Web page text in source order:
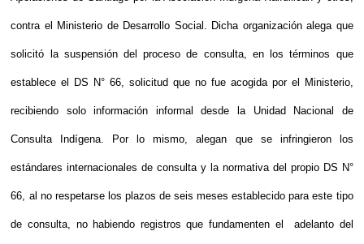
contra el Ministerio de Desarrollo Social. Dicha organización alega que
solicitó la suspensión del proceso de consulta, en los términos que
establece el DS N° 66, solicitud que no fue acogida por el Ministerio,
recibiendo solo información informal desde la Unidad Nacional de
Consulta Indígena. Por lo mismo, alegan que se infringieron los
estándares internacionales de consulta y la normativa del propio DS N°
66, al no respetarse los plazos de seis meses establecido para este tipo
de consulta, no habiendo registros que fundamenten el adelanto del